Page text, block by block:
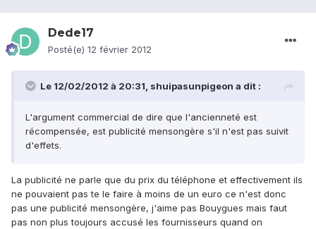
Dede17
Posté(e) 12 février 2012
Le 12/02/2012 à 20:31, shuipasunpigeon a dit :
L'argument commercial de dire que l'ancienneté est
récompensée, est publicité mensongère s'il n'est pas suivit
d'effets.
La publicité ne parle que du prix du téléphone et effectivement ils
ne pouvaient pas te le faire à moins de un euro ce n'est donc
pas une publicité mensongère, j'aime pas Bouygues mais faut
pas non plus toujours accusé les fournisseurs quand on